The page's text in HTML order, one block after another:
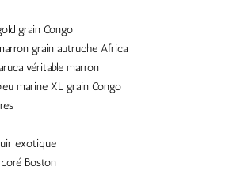
grain Congo
grain autruche Africa
véritable marron
marine XL grain Congo
exotique
Boston